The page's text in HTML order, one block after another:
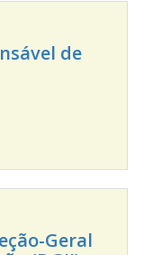
de
Geral